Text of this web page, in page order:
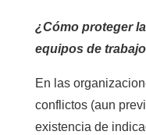
¿Cómo proteger
equipos de
En las
conflictos (aun
existencia de